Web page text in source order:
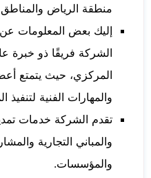
منطقة الرياض والمناطق
إليك بعض المعلومات
الشركة فريقًا ذو خبرة
المركزي، حيث يتمتع
والمهارات الفنية لتنفيذ
تقدم الشركة خدمات
والمباني التجارية
والمؤسسات.